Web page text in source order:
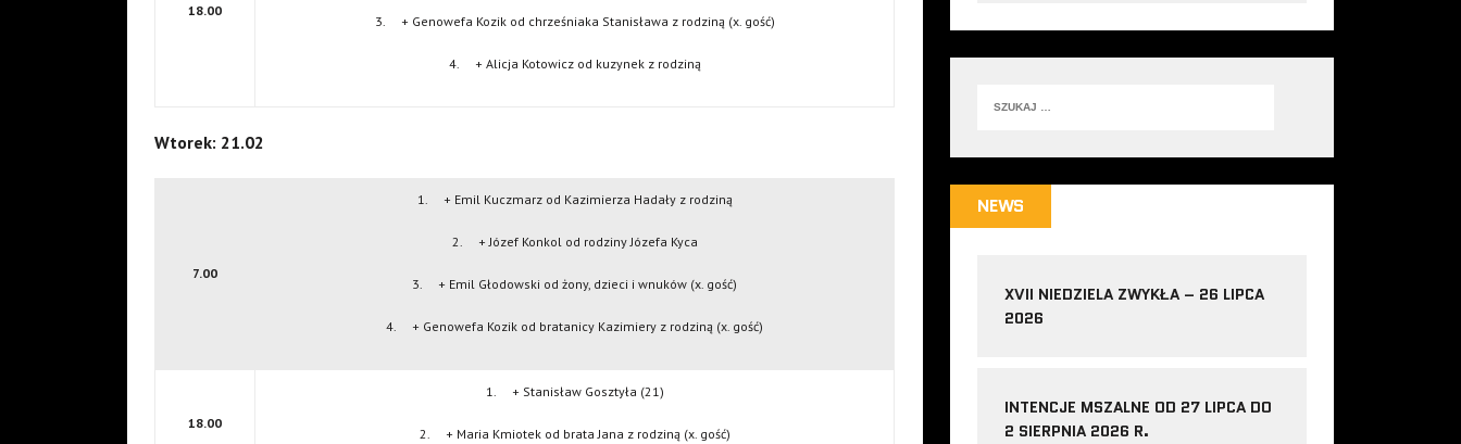
18.00
3. + Genowefa Kozik od chrześniaka Stanisława z rodziną (x. gość)
4. + Alicja Kotowicz od kuzynek z rodziną
Wtorek: 21.02
7.00
1. + Emil Kuczmarz od Kazimierza Hadały z rodziną
2. + Józef Konkol od rodziny Józefa Kyca
3. + Emil Głodowski od żony, dzieci i wnuków (x. gość)
4. + Genowefa Kozik od bratanicy Kazimiery z rodziną (x. gość)
18.00
1. + Stanisław Gosztyła (21)
2. + Maria Kmiotek od brata Jana z rodziną (x. gość)
NEWS
XVII NIEDZIELA ZWYKŁA – 26 LIPCA
2026
INTENCJE MSZALNE OD 27 LIPCA DO
2 SIERPNIA 2026 R.